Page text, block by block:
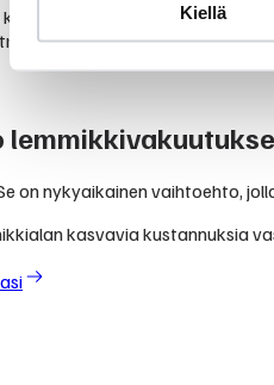
Kiellä
kuuluvat perusterveydenhoito,
on nykyaikainen vaihtoehto,
kasvavia kustannuksia